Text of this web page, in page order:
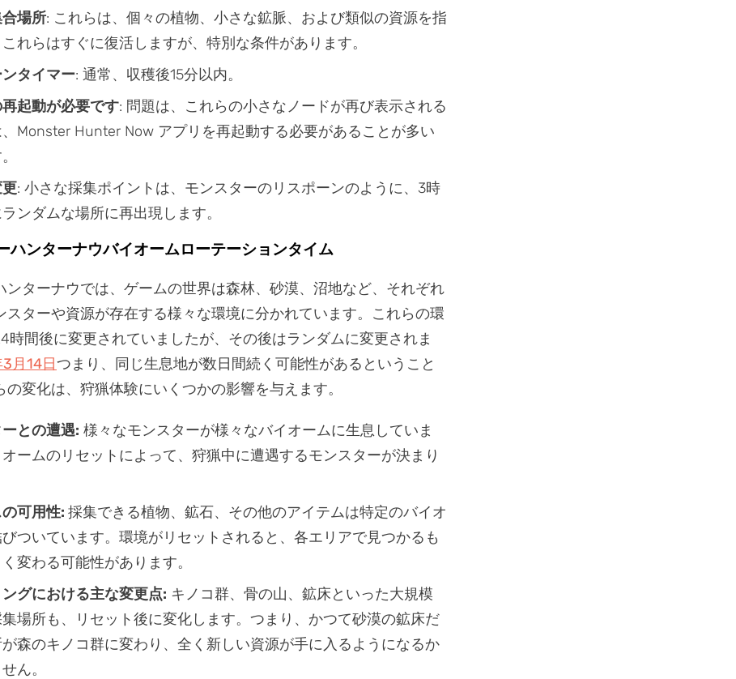
場所: これらは、個々の植物、小さな鉱脈、および類似の資源を指
れらはすぐに復活しますが、特別な条件があります。
ンタイマー: 通常、収穫後15分以内。
起動が必要です: 問題は、これらの小さなノードが再び表示される
Monster Hunter Now アプリを再起動する必要があることが多い
: 小さな採集ポイントは、モンスターのリスポーンのように、3時
ンダムな場所に再出現します。
ハンターナウバイオームローテーションタイム
ンターナウでは、ゲームの世界は森林、砂漠、沼地など、それぞれ
スターや資源が存在する様々な環境に分かれています。これらの環
時間後に変更されていましたが、その後はランダムに変更されま
月14日つまり、同じ生息地が数日間続く可能性があるということ
の変化は、狩猟体験にいくつかの影響を与えます。
との遭遇: 様々なモンスターが様々なバイオームに生息していま
ームのリセットによって、狩猟中に遭遇するモンスターが決まり
可用性: 採集できる植物、鉱石、その他のアイテムは特定のバイオ
ついています。環境がリセットされると、各エリアで見つかるも
変わる可能性があります。
グにおける主な変更点: キノコ群、骨の山、鉱床といった大規模
場所も、リセット後に変化します。つまり、かつて砂漠の鉱床だ
森のキノコ群に変わり、全く新しい資源が手に入るようになるか
ん。